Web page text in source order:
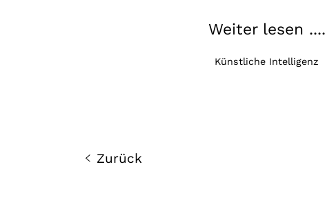
Weiter lesen ....
Künstliche Intelligenz
Zurück